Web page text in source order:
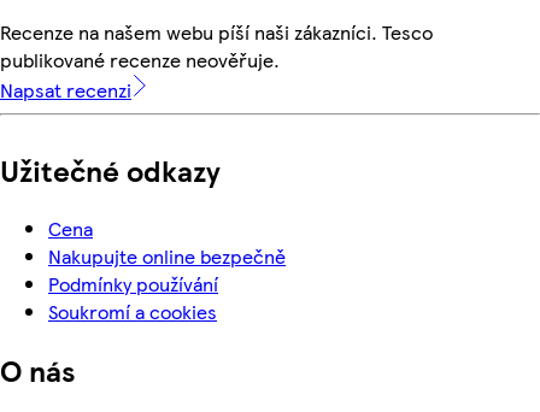
Recenze na našem webu píší naši zákazníci. Tesco
publikované recenze neověřuje.
Napsat recenzi
Užitečné odkazy
Cena
Nakupujte online bezpečně
Podmínky používání
Soukromí a cookies
O nás